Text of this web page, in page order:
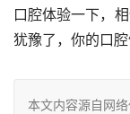
口腔体验一下，
犹豫了，你的口腔
本文内容源自网